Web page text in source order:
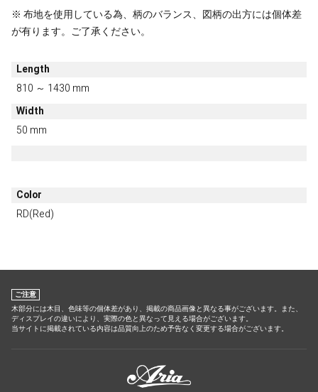
※ 布地を使用している為、柄のバランス、図柄の出方には個体差
が有ります。ご了承ください。
Length
810 ～ 1430 mm
Width
50 mm
Color
RD(Red)
ご注意
木部分には木目、色味等の個体差があり、掲載の商品画像と異なる事がございます。また、
ディスプレイの違いにより、実際の色と異なって見える場合がございます。
当サイトに掲載されている内容は品質向上のため予告なく変更する場合がございます。